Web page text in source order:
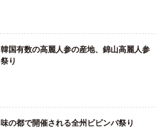
韓国有数の高麗人参の産地、錦山高麗人参
祭り
味の都で開催される全州ビビンバ祭り